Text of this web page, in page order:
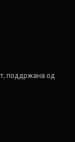
поддржана од